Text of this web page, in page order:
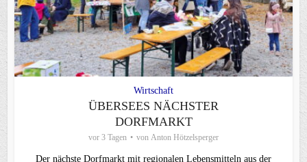
Wirtschaft
ÜBERSEES NÄCHSTER
DORFMARKT
vor 3 Tagen von Anton Hötzelsperger
Der nächste Dorfmarkt mit regionalen Lebensmitteln aus der